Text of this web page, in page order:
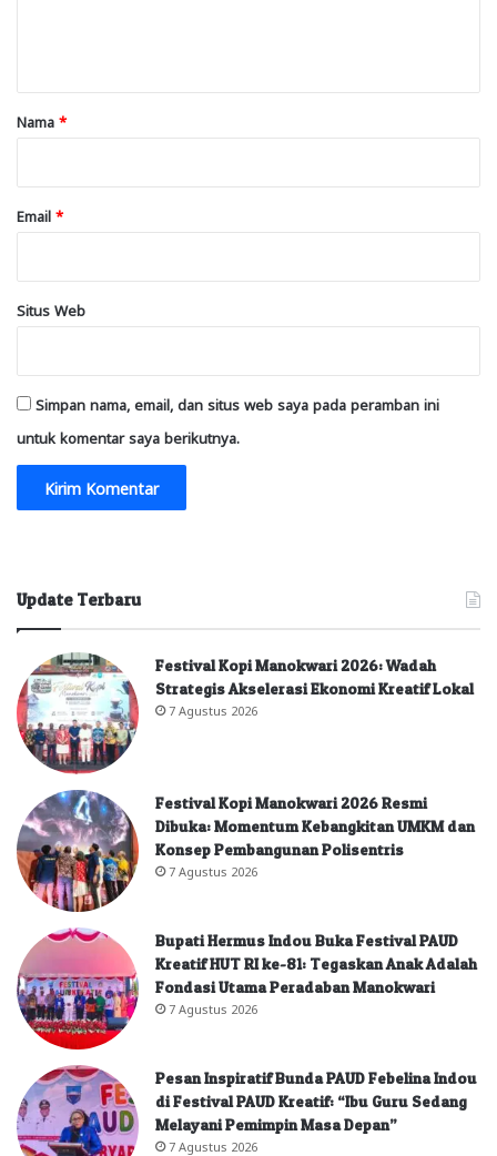
rNama *
Email *
Situs Web
Simpan nama, email, dan situs web saya pada peramban ini
untuk komentar saya berikutnya.
Update Terbaru
Festival Kopi Manokwari 2026: Wadah
Strategis Akselerasi Ekonomi Kreatif Lokal
7 Agustus 2026
Festival Kopi Manokwari 2026 Resmi
Dibuka: Momentum Kebangkitan UMKM dan
Konsep Pembangunan Polisentris
7 Agustus 2026
Bupati Hermus Indou Buka Festival PAUD
Kreatif HUT RI ke-81: Tegaskan Anak Adalah
Fondasi Utama Peradaban Manokwari
7 Agustus 2026
Pesan Inspiratif Bunda PAUD Febelina Indou
di Festival PAUD Kreatif: “Ibu Guru Sedang
Melayani Pemimpin Masa Depan”
7 Agustus 2026